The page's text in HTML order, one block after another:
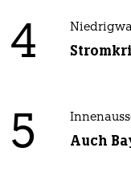
4
5 Auch